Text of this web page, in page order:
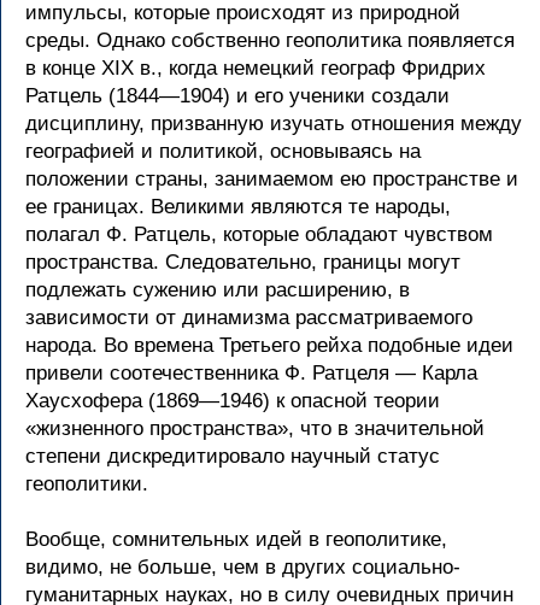
импульсы, которые происходят из природной
среды. Однако собственно геополитика появляется
в конце XIX в., когда немецкий географ Фридрих
Ратцель (1844—1904) и его ученики создали
дисциплину, призванную изучать отношения между
географией и политикой, основываясь на
положении страны, занимаемом ею пространстве и
ее границах. Великими являются те народы,
полагал Ф. Ратцель, которые обладают чувством
пространства. Следовательно, границы могут
подлежать сужению или расширению, в
зависимости от динамизма рассматриваемого
народа. Во времена Третьего рейха подобные идеи
привели соотечественника Ф. Ратцеля — Карла
Хаусхофера (1869—1946) к опасной теории
«жизненного пространства», что в значительной
степени дискредитировало научный статус
геополитики.
Вообще, сомнительных идей в геополитике,
видимо, не больше, чем в других социально-
гуманитарных науках, но в силу очевидных причин